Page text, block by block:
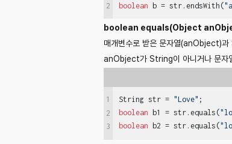
2
boolean b = str.endsWith(
boolean equals(Object
매개변수로 받은 문자열(anObject)
anObject가 String이 아니거나 문자
1
2
3
String str = "Love"
boolean b1 = str.equals(
boolean b2 = str.equals(